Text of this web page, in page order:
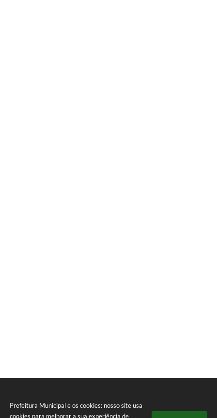
Prefeitura Municipal e os cookies: nosso site usa
cookies para melhorar a sua experiência de